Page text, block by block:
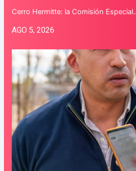
Cerro Hermitte: la Comisión
AGO 5, 2026